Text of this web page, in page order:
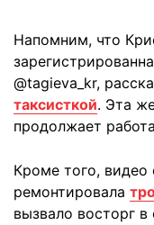
Напомним, что
@tagieva_kr,
таксисткой. Эта
продолжает
Кроме того,
ремонтировала
вызвало восторг в